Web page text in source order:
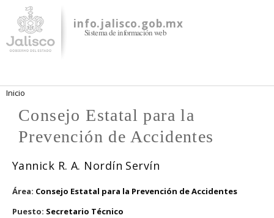
contenido
principal
info.jalisco.gob.mx
Sistema de información web
Se encuentra usted aquí
Inicio
Consejo Estatal para la
Prevención de Accidentes
Yannick R. A. Nordín Servín
Área: Consejo Estatal para la Prevención de Accidentes
Puesto: Secretario Técnico